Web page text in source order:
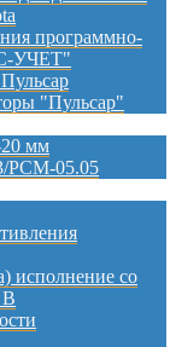
программно-
УЧЕТ"
"Пульсар"
мм
РСМ-05.05
исполнение со